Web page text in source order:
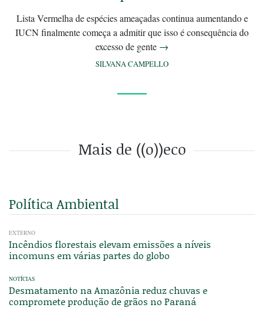
Lista Vermelha de espécies ameaçadas continua aumentando e
IUCN finalmente começa a admitir que isso é consequência do
excesso de gente →
SILVANA CAMPELLO
Mais de ((o))eco
Política Ambiental
EXTERNO
Incêndios florestais elevam emissões a níveis
incomuns em várias partes do globo
NOTÍCIAS
Desmatamento na Amazônia reduz chuvas e
compromete produção de grãos no Paraná